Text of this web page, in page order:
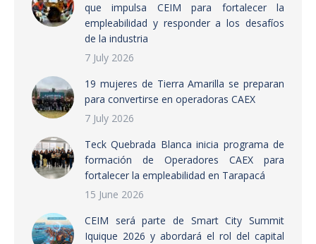
que impulsa CEIM para fortalecer la
empleabilidad y responder a los desafíos
de la industria
7 July 2026
19 mujeres de Tierra Amarilla se preparan
para convertirse en operadoras CAEX
7 July 2026
Teck Quebrada Blanca inicia programa de
formación de Operadores CAEX para
fortalecer la empleabilidad en Tarapacá
15 June 2026
CEIM será parte de Smart City Summit
Iquique 2026 y abordará el rol del capital